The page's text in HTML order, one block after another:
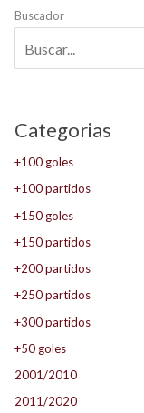
Buscador
Categorias
+100 goles
+100 partidos
+150 goles
+150 partidos
+200 partidos
+250 partidos
+300 partidos
+50 goles
2001/2010
2011/2020